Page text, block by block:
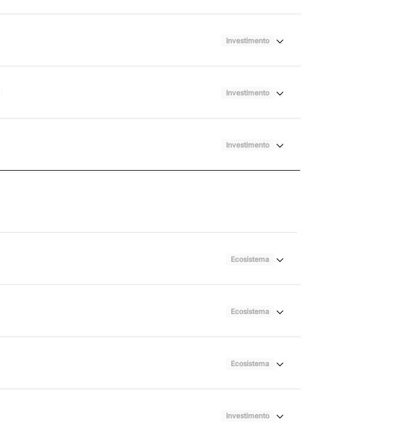
Investimento
Investimento
Investimento
Ecosistema
Ecosistema
Ecosistema
Investimento